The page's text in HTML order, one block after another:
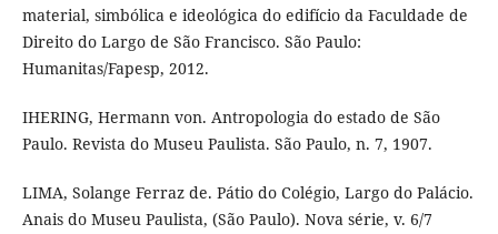
material, simbólica e ideológica do edifício da Faculdade de
Direito do Largo de São Francisco. São Paulo:
Humanitas/Fapesp, 2012.
IHERING, Hermann von. Antropologia do estado de São
Paulo. Revista do Museu Paulista. São Paulo, n. 7, 1907.
LIMA, Solange Ferraz de. Pátio do Colégio, Largo do Palácio.
Anais do Museu Paulista, (São Paulo). Nova série, v. 6/7